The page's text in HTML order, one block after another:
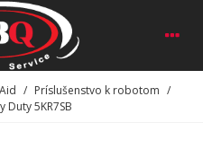
/ Príslušenstvo k robotom /
5KR7SB